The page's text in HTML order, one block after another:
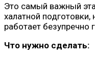
Это самый важный
халатной
работает безупречно
Что нужно сделать: